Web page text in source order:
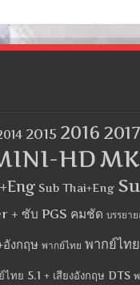
2015 2016 2017
HD
Sub Thai+Eng
+ ซับ PGS คมชัด บรรยา
อังกฤษ พากย์ไทย พากย์ไท
ไทย 5.1 + เสียงอังกฤษ DTS